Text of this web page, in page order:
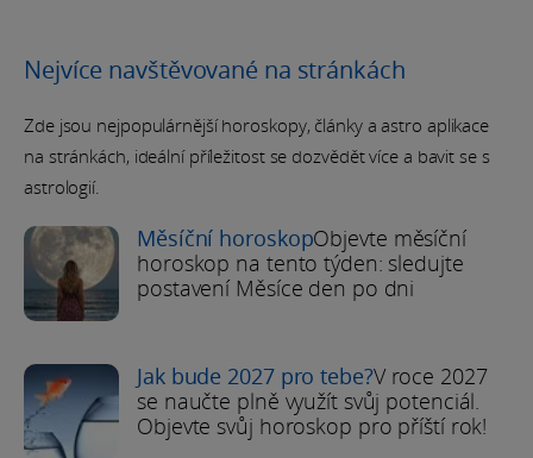
Nejvíce navštěvované na stránkách
Zde jsou nejpopulárnější horoskopy, články a astro aplikace
na stránkách, ideální příležitost se dozvědět více a bavit se s
astrologií.
Měsíční horoskopObjevte měsíční
horoskop na tento týden: sledujte
postavení Měsíce den po dni
Jak bude 2027 pro tebe?V roce 2027
se naučte plně využít svůj potenciál.
Objevte svůj horoskop pro příští rok!